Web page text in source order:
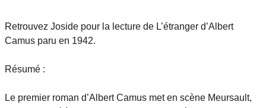
Retrouvez Joside pour la lecture de L’étranger d’Albert
Camus paru en 1942.
Résumé :
Le premier roman d’Albert Camus met en scène Meursault,